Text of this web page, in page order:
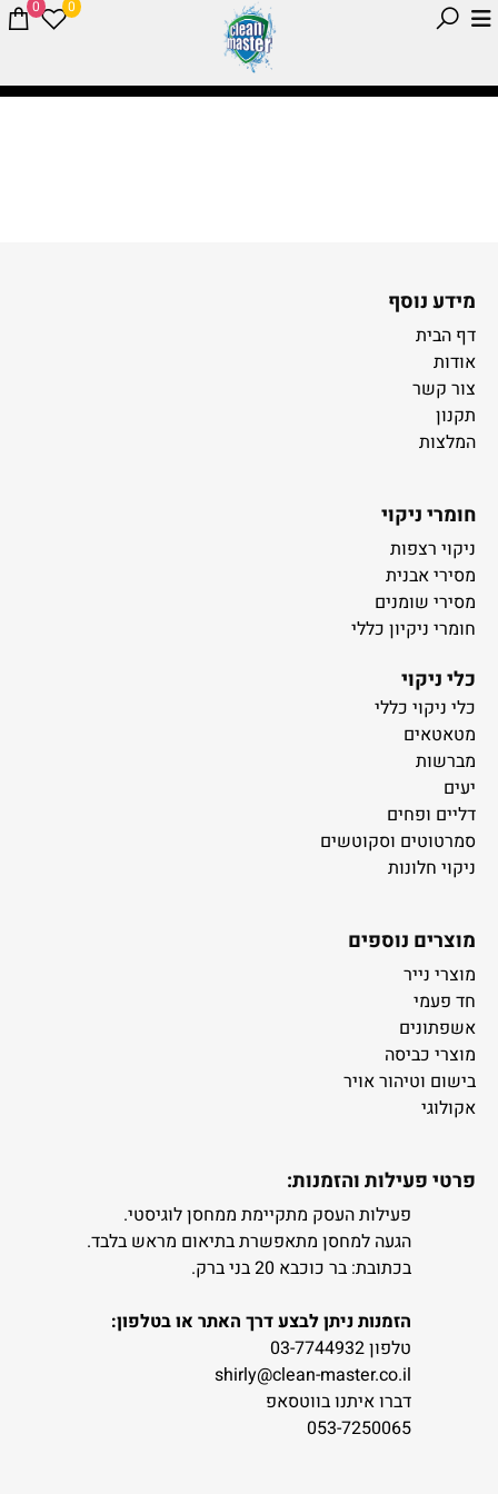
0 0
מידע נוסף
דף הבית
אודות
צור קשר
תקנון
המלצות
חומרי ניקוי
ניקוי רצפות
מסירי אבנית
מסירי שומנים
חומרי ניקיון כללי
כלי ניקוי
כלי ניקוי כללי
מטאטאים
מברשות
יעים
דליים ופחים
סמרטוטים וסקוטשים
ניקוי חלונות
מוצרים נוספים
מוצרי נייר
חד פעמי
אשפתונים
מוצרי כביסה
בישום וטיהור אויר
אקולוגי
פרטי פעילות והזמנות:
פעילות העסק מתקיימת ממחסן לוגיסטי.
הגעה למחסן מתאפשרת בתיאום מראש בלבד.
בכתובת: בר כוכבא 20 בני ברק.
הזמנות ניתן לבצע דרך האתר או בטלפון:
טלפון 03-7744932
shirly@clean-master.co.il
דברו איתנו בווטסאפ
053-7250065